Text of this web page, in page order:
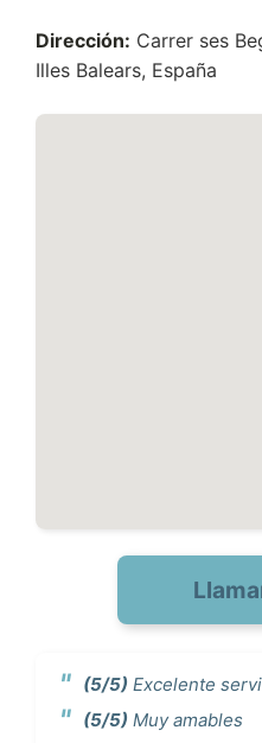
Dirección: Carrer ses
Illes Balears, España
(5/5) Excelente
(5/5) Muy amables